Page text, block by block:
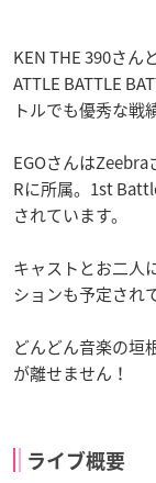
KEN THE 390さん
ATTLE BATTLE
トルでも優秀な戦
EGOさんはZeebra
Rに所属。1st
されています。
キャストとお二人
ションも予定され
どんどん音楽の垣
が離せません！
ライブ概要